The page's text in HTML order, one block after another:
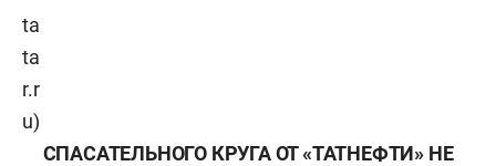
ta
ta
r.r
u)
СПАСАТЕЛЬНОГО КРУГА ОТ «ТАТНЕФТИ» НЕ